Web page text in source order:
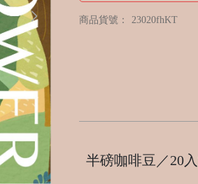
商品貨號： 23020fhKT
半磅咖啡豆／20